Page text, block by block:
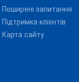
Поширені запитання
Підтримка клієнтів
Карта сайту